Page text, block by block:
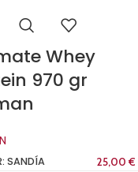
Whey
970 gr
SANDÍA 25,00€